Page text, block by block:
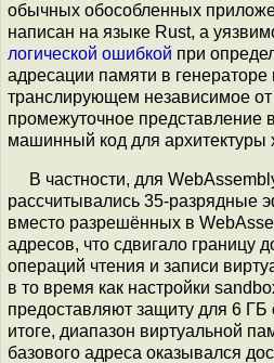
обычных обособленных
написан на языке Rust, а
логической ошибкой при
адресации памяти в генераторе
транслирующем независимое от
промежуточное представление
машинный код для архитектуры
В частности, для
рассчитывались 35-разрядные
вместо разрешённых в
адресов, что сдвигало границу
операций чтения и записи
в то время как настройки
предоставляют защиту для 6 ГБ
итоге, диапазон виртуальной
базового адреса оказывался